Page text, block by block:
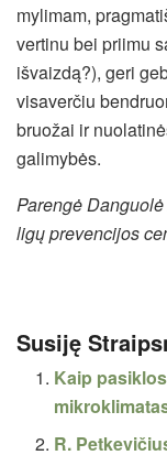
mylimam,
vertinu bei priimu
išvaizdą?), geri
visaverčiu
bruožai ir
galimybės.
Parengė
ligų prevencijos
Susiję
Kaip
R.